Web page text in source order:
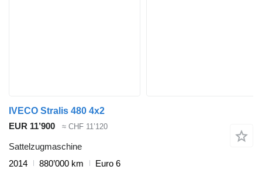
IVECO Stralis 480 4x2
EUR 11’900
≈ CHF 11’120
Sattelzugmaschine
2014
880’000 km
Euro 6